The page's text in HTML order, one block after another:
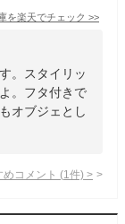
を楽天でチェック >>
。スタイリッ
。フタ付きで
オブジェとし
コメント (1 件) >